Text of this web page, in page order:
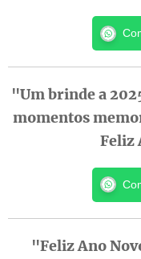
"Um brinde a
momentos
Feliz
"Feliz Ano